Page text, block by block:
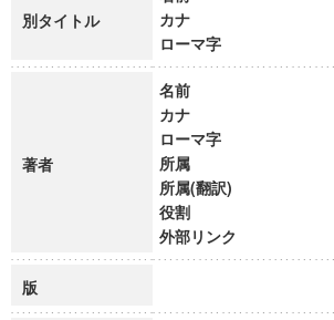
別タイトル
カナ
ローマ字
著者
名前
カナ
ローマ字
所属
所属(翻訳)
役割
外部リンク
版